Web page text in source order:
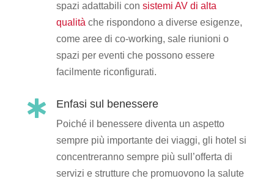
spazi adattabili con sistemi AV di alta
qualità che rispondono a diverse esigenze,
come aree di co-working, sale riunioni o
spazi per eventi che possono essere
facilmente riconfigurati.
 Enfasi sul benessere
Poiché il benessere diventa un aspetto
sempre più importante dei viaggi, gli hotel si
concentreranno sempre più sull’offerta di
servizi e strutture che promuovono la salute